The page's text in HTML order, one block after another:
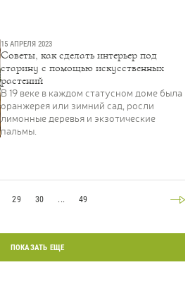
15 АПРЕЛЯ 2023
Советы,‌ ‌как‌ ‌сделать‌ ‌интерьер‌ ‌под‌
‌старину‌ ‌с‌ ‌помощью‌ ‌искусственных‌
‌растений‌
В 19 веке в каждом статусном доме была
оранжерея или зимний сад, росли
лимонные деревья и экзотические
пальмы.
ПОКАЗАТЬ ЕЩЕ
29 30 ... 49